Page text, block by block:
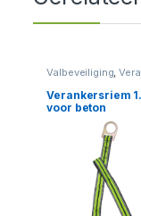
Valbeveiliging,
Verankersriem
voor beton